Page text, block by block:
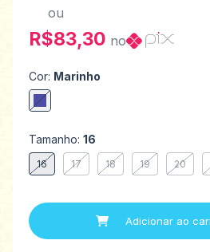
ou
R$83,30 no
Cor: Marinho
Tamanho: 16
16 17 18 19 20